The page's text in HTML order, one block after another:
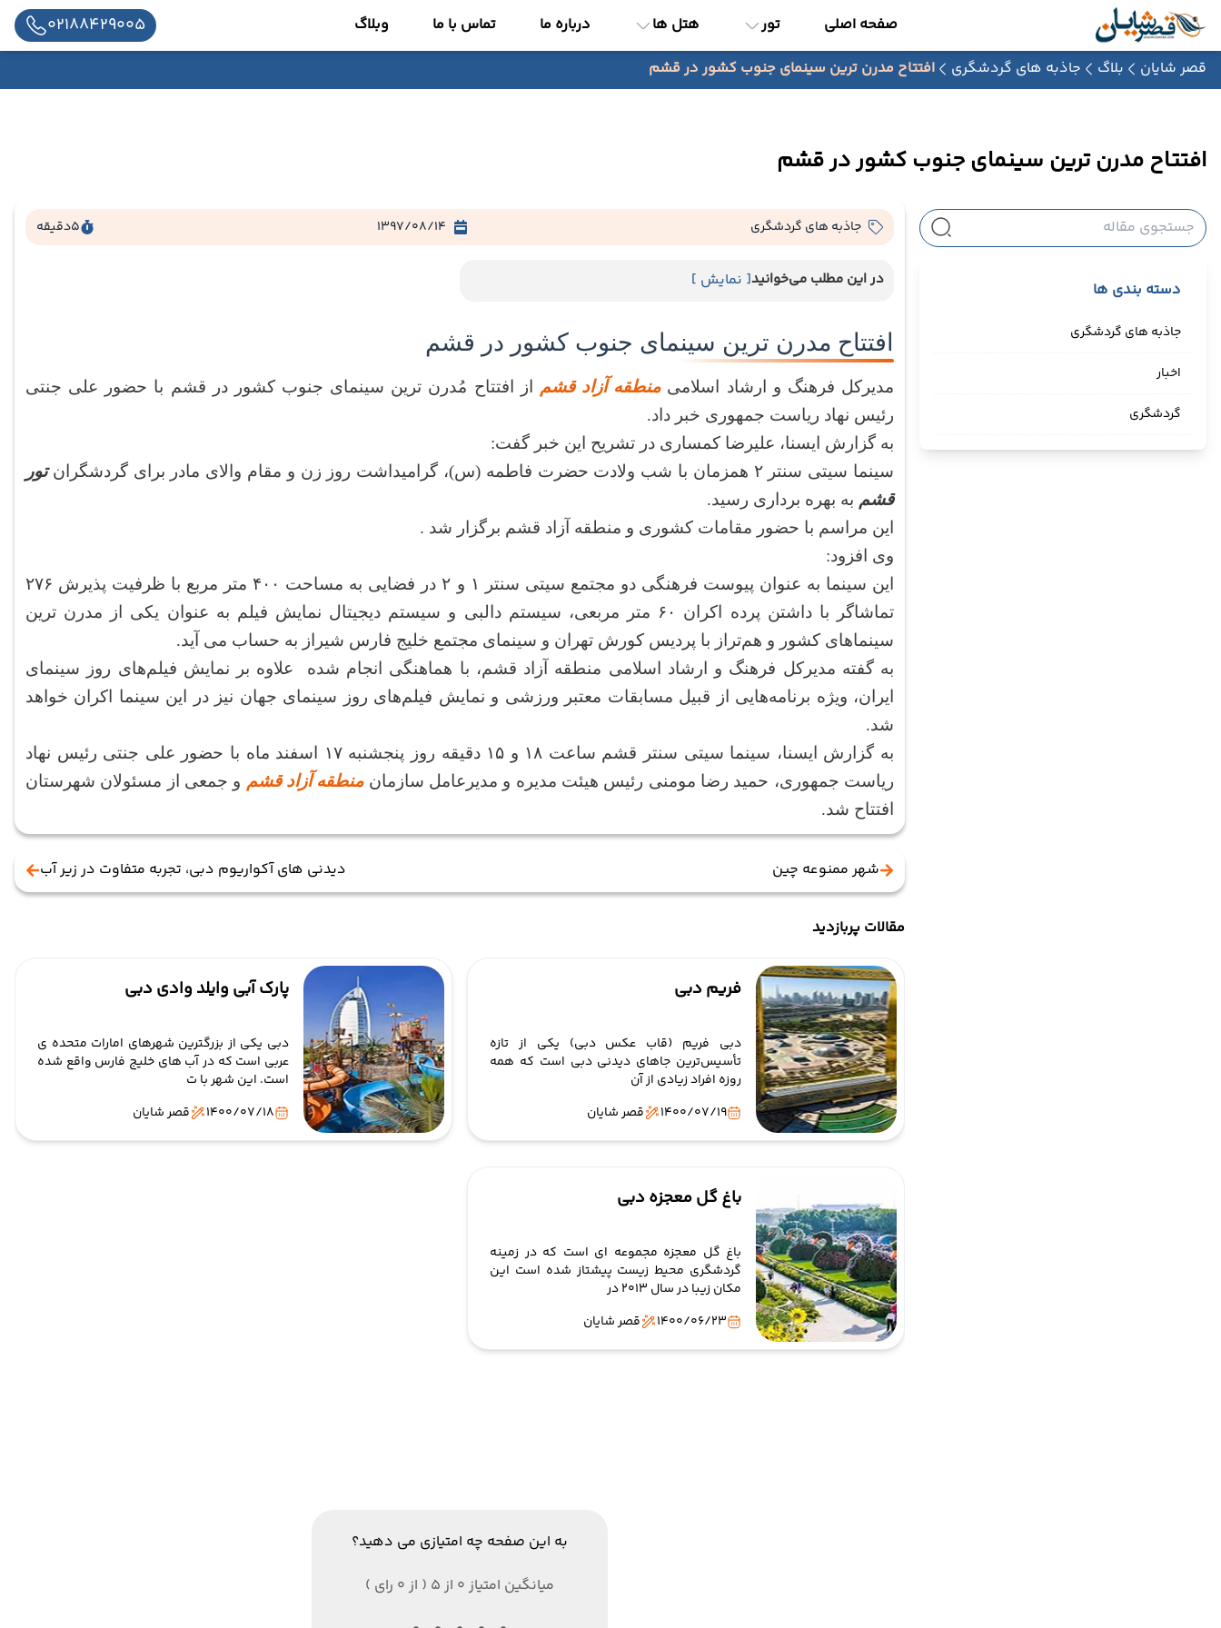
صفحه اصلی تور هتل ها درباره ما تماس با ما وبلاگ 02188429005
قصر شایان بلاگ جاذبه های گردشگری افتتاح مدرن ترین سینمای جنوب کشور در قشم
افتتاح مدرن ترین سینمای جنوب کشور در قشم
دسته بندی ها
جاذبه های گردشگری
اخبار
گردشگری
جاذبه های گردشگری 1397/08/14
5دقیقه
در این مطلب می‌خوانید[ نمایش ]
افتتاح مدرن ترین سینمای جنوب کشور در قشم
مدیرکل فرهنگ و ارشاد اسلامیمنطقه آزاد قشم از افتتاح مُدرن ترین سینمای جنوب کشور در قشم با حضور علی جنتی
رئیس نهاد ریاست جمهوری خبر داد.
به گزارش ایسنا، علیرضا کمساری در تشریح این خبر گفت:
سینما سیتی سنتر ۲ همزمان با شب ولادت حضرت فاطمه (س)، گرامیداشت روز زن و مقام والای مادر برای گردشگران
تور
قشم به بهره برداری رسید.
این مراسم با حضور مقامات کشوری و منطقه آزاد قشم برگزار شد .
وی افزود:
این سینما به عنوان پیوست فرهنگی دو مجتمع سیتی سنتر ۱ و ۲ در فضایی به مساحت ۴۰۰ متر مربع با ظرفیت پذیرش ۲۷۶
تماشاگر با داشتن پرده اکران ۶۰ متر مربعی، سیستم دالبی و سیستم دیجیتال نمایش فیلم به عنوان یکی از مدرن ترین
سینماهای کشور و هم‌تراز با پردیس کورش تهران و سینمای مجتمع خلیج فارس شیراز به حساب می آید.
به گفته مدیرکل فرهنگ و ارشاد اسلامی منطقه آزاد قشم، با هماهنگی انجام شده علاوه بر نمایش فیلم‌های روز سینمای
ایران، ویژه برنامه‌هایی از قبیل مسابقات معتبر ورزشی و نمایش فیلم‌های روز سینمای جهان نیز در این سینما اکران خواهد
شد.
به گزارش ایسنا، سینما سیتی سنتر قشم ساعت ۱۸ و ۱۵ دقیقه روز پنجشنبه ۱۷ اسفند ماه با حضور علی جنتی رئیس نهاد
ریاست جمهوری، حمید رضا مومنی رئیس هیئت مدیره و مدیرعامل سازمانمنطقه آزاد قشم و جمعی از مسئولان شهرستان
افتتاح شد.
شهر ممنوعه چین دیدنی های آکواریوم دبی، تجربه متفاوت در زیر آب
مقالات پربازدید
فریم دبی
دبی فریم (قاب عکس دبی) یکی از تازه
تأسیس‌ترین جاهای دیدنی دبی است که همه
روزه افراد زیادی از آن
1400/07/19
قصر شایان
پارک آبی وایلد وادی دبی
دبی یکی از بزرگترین شهرهای امارات متحده ی
عربی است که در آب های خلیج فارس واقع شده
است. این شهر با ت
1400/07/18
قصر شایان
باغ گل معجزه دبی
باغ گل معجزه مجموعه ای است که در زمینه
گردشگری محیط زیست پیشتاز شده است این
مکان زیبا در سال 2013 در
1400/06/23
قصر شایان
به این صفحه چه امتیازی می دهید؟
میانگین امتیاز 0 از 5 ( از 0 رای )